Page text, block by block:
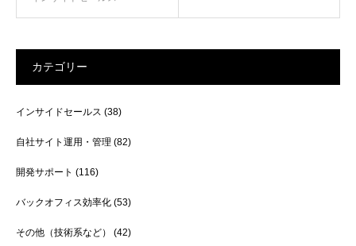
カテゴリー
インサイドセールス (38)
自社サイト運用・管理 (82)
開発サポート (116)
バックオフィス効率化 (53)
その他（技術系など） (42)